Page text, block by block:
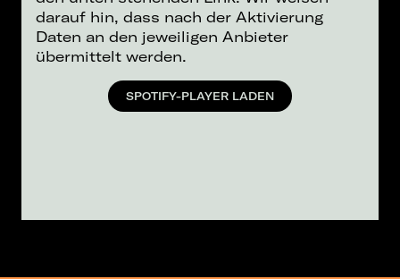
darauf hin, dass nach der Aktivierung
Daten an den jeweiligen Anbieter
übermittelt werden.
SPOTIFY-PLAYER LADEN